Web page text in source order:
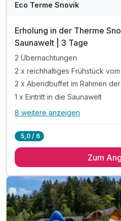
Eco Terme Snovik
Erholung in der Therme
Saunawelt | 3 Tage
2 Übernachtungen
2 x reichhaltiges Frühstück
2 x Abendbuffet im Rahmen
1 x Eintritt in die Saunawelt
Alle Inklusivleistungen
2 x reichhaltiges Frühstück vom
1 x Eintritt in die Saunawelt
inkl. 10% Ermäßigung auf
inkl. Eintritt in die Innen- und
8 weitere anzeigen
5,0 / 6
Zum